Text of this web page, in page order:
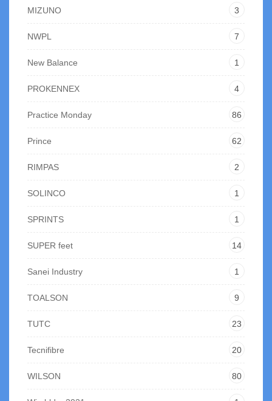
MIZUNO 3
NWPL 7
New Balance 1
PROKENNEX 4
Practice Monday 86
Prince 62
RIMPAS 2
SOLINCO 1
SPRINTS 1
SUPER feet 14
Sanei Industry 1
TOALSON 9
TUTC 23
Tecnifibre 20
WILSON 80